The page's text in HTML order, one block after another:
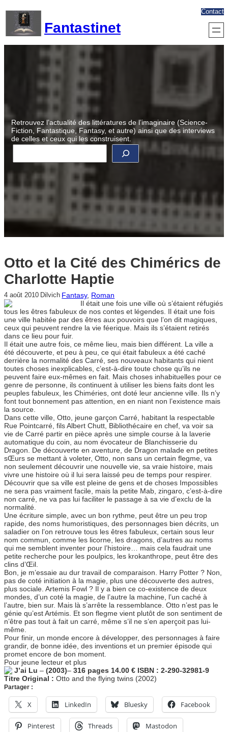
contenu
Fantastinet
Contact
Retrouvez l’actualité des littératures de l’imaginaire (Science-
Fiction, Fantastique, Fantasy, et autre) ainsi que des interviews
de celles et ceux qui les construisent.
R
c
r
c
r
Otto et la Cité des Chimérics de
Charlotte Haptie
4 août 2010 Dilvich Fantasy, Roman
Il était une fois une ville où s’étaient réfugiés
tous les êtres fabuleux de nos contes et légendes. Il était une fois
une ville habitée par des êtres aux pouvoirs que l’on dit magiques,
ceux qui peuvent rendre la vie féerique. Mais ils s’étaient retirés
dans ce lieu pour fuir.
Il était une autre fois, ce même lieu, mais bien différent. La ville a
été découverte, et peu à peu, ce qui était fabuleux a été caché
derrière la normalité des Carré, ses nouveaux habitants qui nient
toutes choses inexplicables, c’est-à-dire toute chose qu’ils ne
peuvent faire eux-mêmes en fait. Mais choses inhabituelles pour ce
genre de personne, ils continuent à utiliser les biens faits dont les
peuples fabuleux, les Chiméries, ont doté leur ancienne ville. Ils n’y
font tout bonnement pas attention, en en niant non l’existence mais
la source.
Dans cette ville, Otto, jeune garçon Carré, habitant la respectable
Rue Pointcarré, fils Albert Chutt, Bibliothécaire en chef, va voir sa
vie de Carré partir en pièce après une simple course à la laverie
automatique du coin, au nom évocateur de Blanchisserie du
Dragon. De découverte en aventure, de Dragon malade en petites
sŒurs se mettant à voleter, Otto, non sans un certain flegme, va
non seulement découvrir une nouvelle vie, sa vraie histoire, mais
vivre une histoire où il lui sera laissé peu de temps pour respirer.
Découvrir que sa ville est pleine de gens et de choses Impossibles
ne sera pas vraiment facile, mais la petite Mab, zingaro, c’est-à-dire
non carré, ne va pas lui faciliter le passage à sa vie d’exclu de la
normalité.
Une écriture simple, avec un bon rythme, peut être un peu trop
rapide, des noms humoristiques, des personnages bien décrits, un
saladier on l’on retrouve tous les êtres fabuleux, certain sous leur
nom commun, comme les licorne, les dragons, d’autres au noms
qui me semblent inventer pour l’histoire… mais cela faudrait une
petite recherche pour les poulpics, les krokanthrope, peut être des
clins d’Œil.
Bon, je m’essaie au dur travail de comparaison. Harry Potter ? Non,
pas de coté initiation à la magie, plus une découverte des autres,
plus sociale. Artemis Fowl ? Il y a bien ce co-existence de deux
mondes, d’un coté la magie, de l’autre la machine, l’un caché à
l’autre, bien sur. Mais là s’arrête la ressemblance. Otto n’est pas le
génie qu’est Artémis. Et son flegme vient plutôt de son sentiment de
n’être pas tout à fait un carré, même s’il ne s’en aperçoit pas lui-
même.
Pour finir, un monde encore à développer, des personnages à faire
grandir, de bonne idée, des inventions et un premier épisode qui
promet encore de bon moment.
Pour jeune lecteur et plus
J’ai Lu – (2003)– 316 pages 14.00 € ISBN : 2-290-32981-9
Titre Original : Otto and the flying twins (2002)
Partager :
X LinkedIn Bluesky Facebook
Pinterest Threads Mastodon